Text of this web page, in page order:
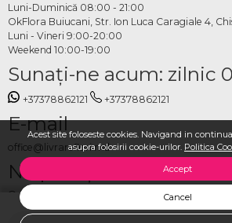
Acest site foloseste cookies. Navigand in
asupra folosirii cookie-urilor. Politica
Accept
Cancel
Luni-Duminică 08:00 - 21:00
OkFlora Buiucani, Str. Ion Luca Caragiale 4,
Luni - Vineri 9:00-20:00
Weekend 10:00-19:00
Sunaţi-ne acum: zilnic
+37378862121 +37378862121
E-mail
office@livrareflori.md
Ne puteți contacta:
whatsapp